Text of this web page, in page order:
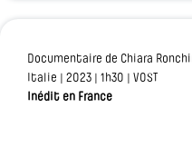
Documentaire de Chiara
Italie | 2023 | 1h30 | VOST
Inédit en France